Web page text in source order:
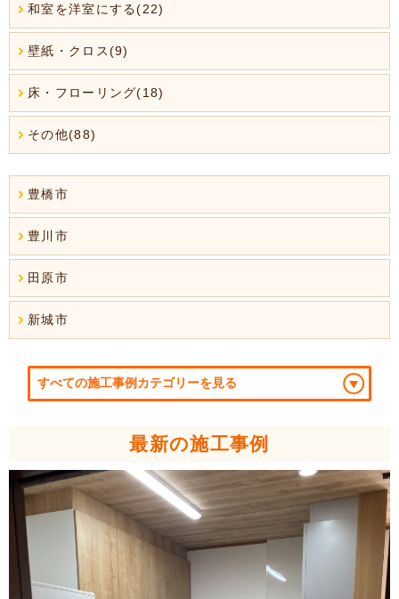
和室を洋室にする(22)
壁紙・クロス(9)
床・フローリング(18)
その他(88)
豊橋市
豊川市
田原市
新城市
最新の施工事例